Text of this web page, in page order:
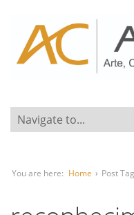
You are here: Home › Post